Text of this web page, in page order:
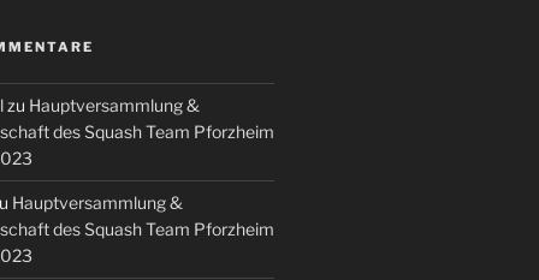
zu Hauptversammlung &
des Squash Team Pforzheim
Hauptversammlung &
des Squash Team Pforzheim